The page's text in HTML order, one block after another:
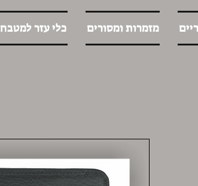
מזמרות ומסורים כלי עזר למטבח